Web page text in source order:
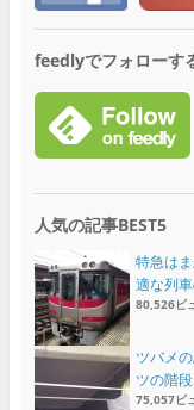
feedlyでフォローす
人気の記事BEST5
特急は
適な列
80,526ビ
ツバメ
ツの階
75,057ビ